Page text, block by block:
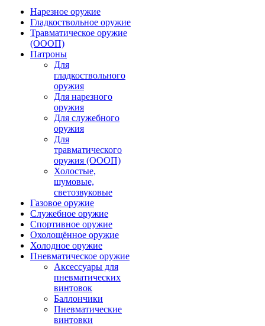
Нарезное оружие
Гладкоствольное оружие
Травматическое оружие
(ОООП)
Патроны
Для
гладкоствольного
оружия
Для нарезного
оружия
Для служебного
оружия
Для
травматического
оружия (ОООП)
Холостые,
шумовые,
светозвуковые
Газовое оружие
Служебное оружие
Спортивное оружие
Охолощённое оружие
Холодное оружие
Пневматическое оружие
Аксессуары для
пневматических
винтовок
Баллончики
Пневматические
винтовки